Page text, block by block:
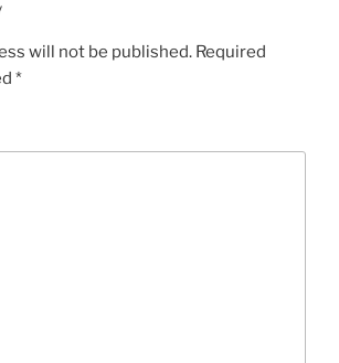
will not be published. Required
*